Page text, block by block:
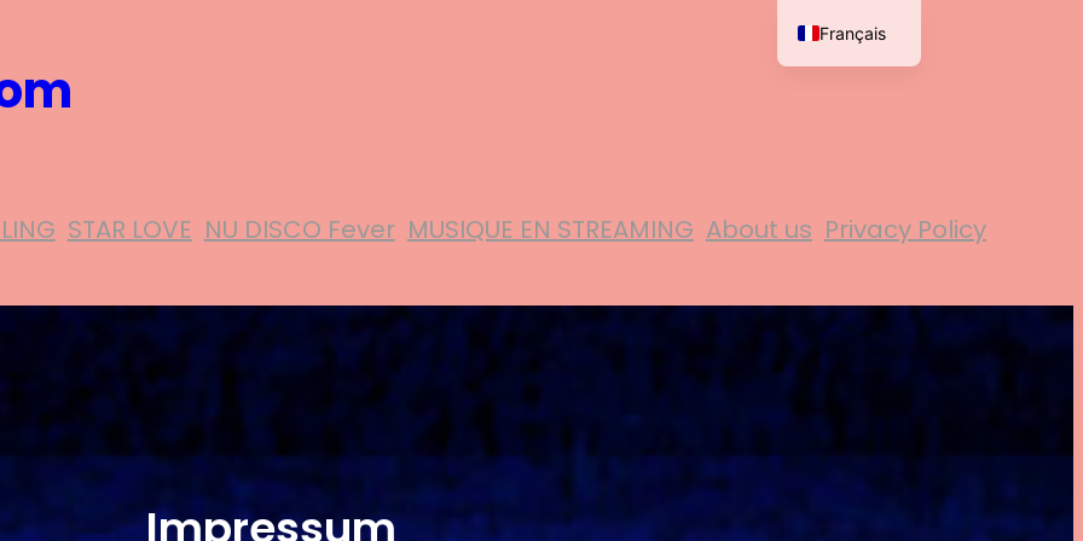
STAR LOVE NU DISCO Fever MUSIQUE EN STREAMING About us Privacy Policy
Impressum
Français
English